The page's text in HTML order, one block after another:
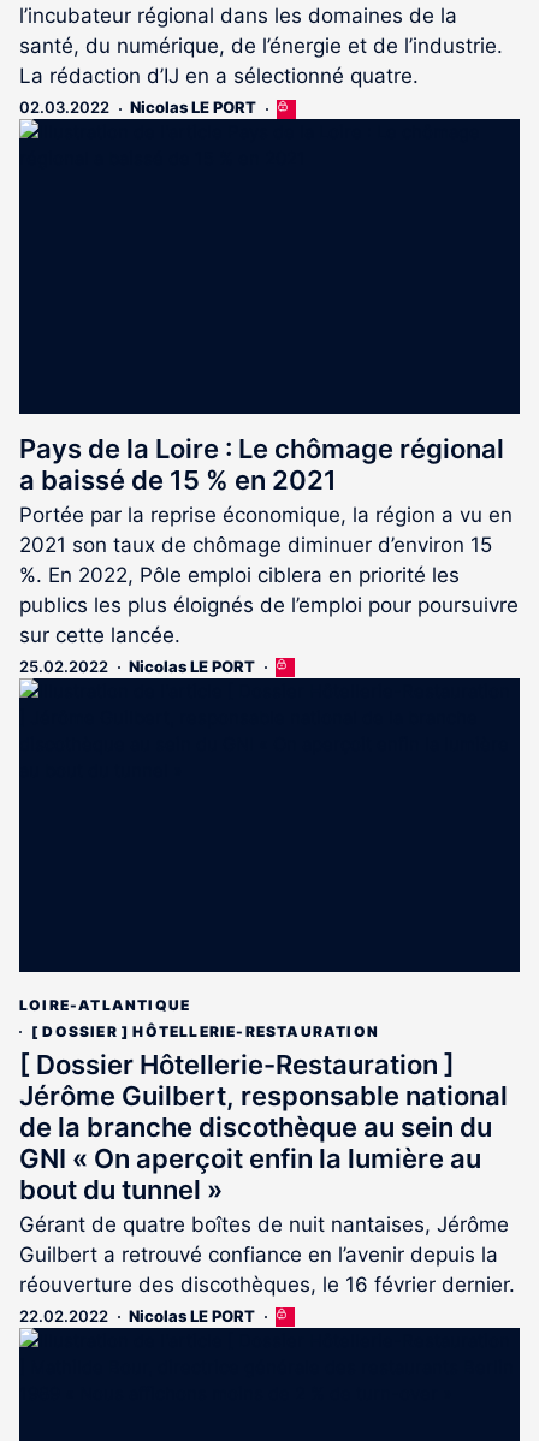
l’incubateur régional dans les domaines de la
santé, du numérique, de l’énergie et de l’industrie.
La rédaction d’IJ en a sélectionné quatre.
02.03.2022 Nicolas LE PORT
Cet
Pays de la Loire : Le chômage régional
a baissé de 15 % en 2021
Portée par la reprise économique, la région a vu en
2021 son taux de chômage diminuer d’environ 15
%. En 2022, Pôle emploi ciblera en priorité les
publics les plus éloignés de l’emploi pour poursuivre
sur cette lancée.
25.02.2022 Nicolas LE PORT
Cet
LOIRE-ATLANTIQUE
[ DOSSIER ] HÔTELLERIE-RESTAURATION
[ Dossier Hôtellerie-Restauration ]
Jérôme Guilbert, responsable national
de la branche discothèque au sein du
GNI « On aperçoit enfin la lumière au
bout du tunnel »
Gérant de quatre boîtes de nuit nantaises, Jérôme
Guilbert a retrouvé confiance en l’avenir depuis la
réouverture des discothèques, le 16 février dernier.
22.02.2022 Nicolas LE PORT
Cet